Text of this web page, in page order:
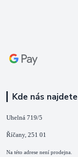
Kde nás najdete
Uhelná 719/5
Říčany, 251 01
Na této adrese není prodejna.